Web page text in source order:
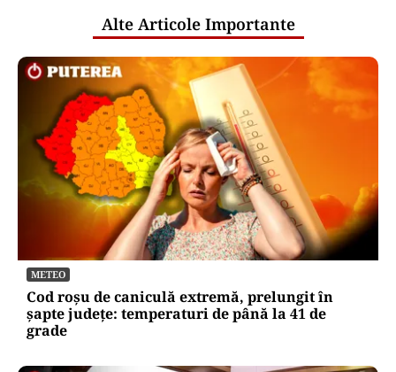
Alte Articole Importante
METEO
Cod roșu de caniculă extremă, prelungit în
șapte județe: temperaturi de până la 41 de
grade